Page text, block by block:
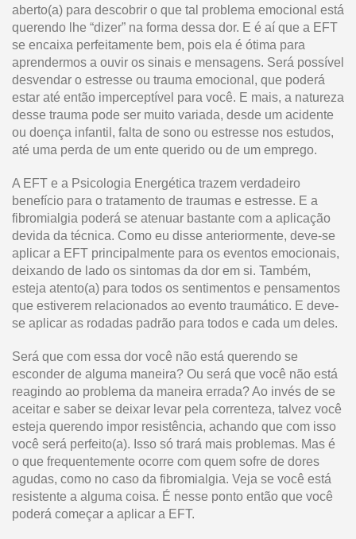
aberto(a) para descobrir o que tal problema emocional está
querendo lhe “dizer” na forma dessa dor. E é aí que a EFT
se encaixa perfeitamente bem, pois ela é ótima para
aprendermos a ouvir os sinais e mensagens. Será possível
desvendar o estresse ou trauma emocional, que poderá
estar até então imperceptível para você. E mais, a natureza
desse trauma pode ser muito variada, desde um acidente
ou doença infantil, falta de sono ou estresse nos estudos,
até uma perda de um ente querido ou de um emprego.
A EFT e a Psicologia Energética trazem verdadeiro
benefício para o tratamento de traumas e estresse. E a
fibromialgia poderá se atenuar bastante com a aplicação
devida da técnica. Como eu disse anteriormente, deve-se
aplicar a EFT principalmente para os eventos emocionais,
deixando de lado os sintomas da dor em si. Também,
esteja atento(a) para todos os sentimentos e pensamentos
que estiverem relacionados ao evento traumático. E deve-
se aplicar as rodadas padrão para todos e cada um deles.
Será que com essa dor você não está querendo se
esconder de alguma maneira? Ou será que você não está
reagindo ao problema da maneira errada? Ao invés de se
aceitar e saber se deixar levar pela correnteza, talvez você
esteja querendo impor resistência, achando que com isso
você será perfeito(a). Isso só trará mais problemas. Mas é
o que frequentemente ocorre com quem sofre de dores
agudas, como no caso da fibromialgia. Veja se você está
resistente a alguma coisa. É nesse ponto então que você
poderá começar a aplicar a EFT.